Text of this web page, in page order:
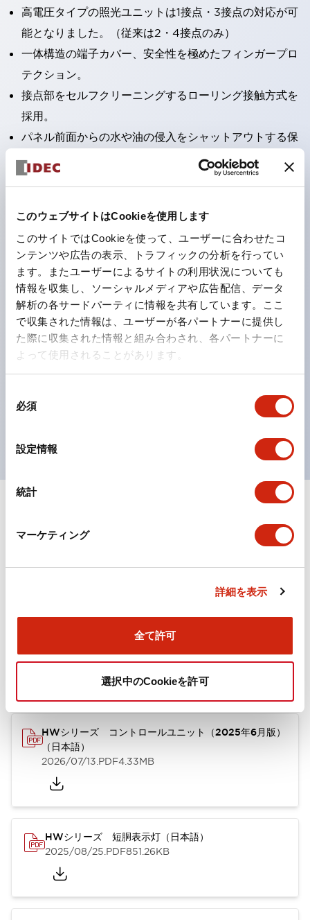
このウェブサイトはCookieを使用します
このサイトではCookieを使って、ユーザーに合わせたコ
ンテンツや広告の表示、トラフィックの分析を行ってい
ます。またユーザーによるサイトの利用状況についても
情報を収集し、ソーシャルメディアや広告配信、データ
解析の各サードパーティに情報を共有しています。ここ
で収集された情報は、ユーザーが各パートナーに提供し
た際に収集された情報と組み合わされ、各パートナーに
よって使用されることがあります。
必須
設定情報
統計
マーケティング
詳細を表示
全て許可
選択中のCookieを許可
高電圧タイプの照光ユニットは1接点・3接点の対応が可
能となりました。（従来は2・4接点のみ）
一体構造の端子カバー、安全性を極めたフィンガープロ
テクション。
接点部をセルフクリーニングするローリング接触方式を
採用。
パネル前面からの水や油の侵入をシャットアウトする保
護構造：IP65。（ただし2点押ボタンスイッチは
IP40）
の機能を1つのスイッチで可能にした2点押ボタンスイッ
チも完備。
ワールドワイドなニーズに対応する各種電圧を完備。
1つで6色の役をこなすLED球（LSRD球）。これまで色
ごとに分かれていたLED球を、1色のLED球で各色を表
現できるようにしました。
カラーユニバーサルデザインに対応。表示灯（角平形）
ISO 3864-4安全色に対応。危険時や緊急事態時の色表
ドキュメントとファイル
取扱説明書 CAD 規格・認証
HWシリーズ コントロールユニット（2025年6月版）
（日本語）
2026/07/13.PDF4.33MB
HWシリーズ 短胴表示灯（日本語）
2025/08/25.PDF851.26KB